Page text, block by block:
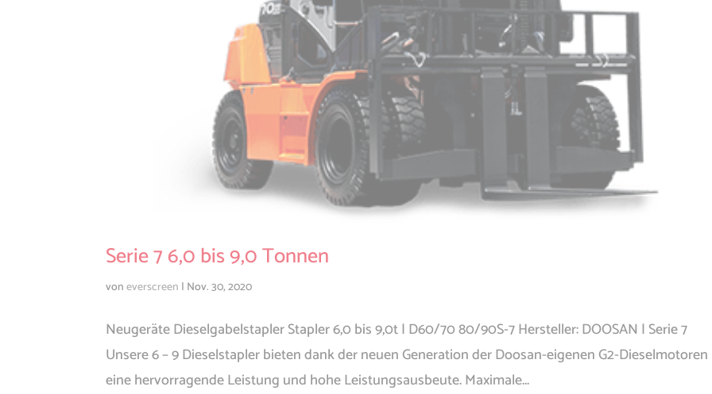
Serie 7 6,0 bis 9,0 Tonnen
voneverscreen | Nov. 30, 2020
Neugeräte Dieselgabelstapler Stapler 6,0 bis 9,0t | D60/70 80/90S-7 Hersteller: DOOSAN | Serie 7
Unsere 6 – 9 Dieselstapler bieten dank der neuen Generation der Doosan-eigenen G2-Dieselmotoren
eine hervorragende Leistung und hohe Leistungsausbeute. Maximale...